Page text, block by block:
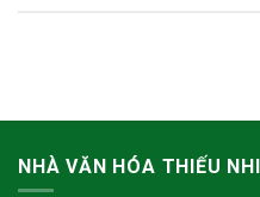
NHÀ VĂN HÓA THIẾU